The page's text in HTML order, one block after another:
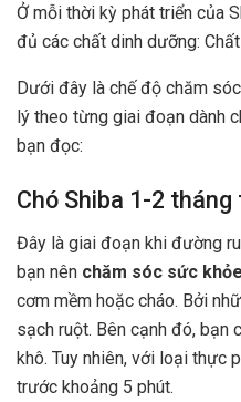
Ở mỗi thời kỳ phát triển của
đủ các chất dinh dưỡng:
Dưới đây là chế độ chăm
lý theo từng giai đoạn dành
bạn đọc:
Chó Shiba 1-2 tháng
Đây là giai đoạn khi đường
bạn nên chăm sóc sức
cơm mềm hoặc cháo. Bởi
sạch ruột. Bên cạnh đó, bạn
khô. Tuy nhiên, với loại thực
trước khoảng 5 phút.